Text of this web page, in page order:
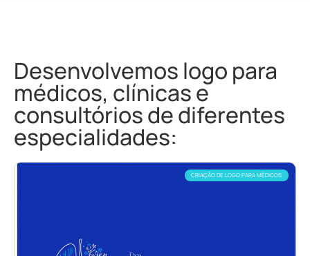
Desenvolvemos logo para
médicos, clínicas e
consultórios de diferentes
especialidades:
CRIAÇÃO DE LOGO PARA MÉDICOS